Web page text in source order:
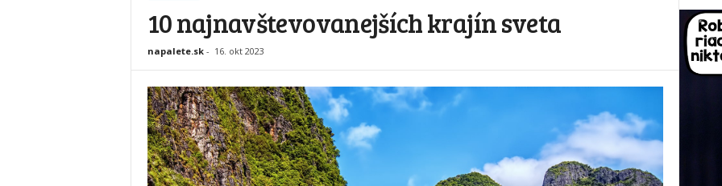
10 najnavštevovanejších krajín sveta
napalete.sk- 16. okt 2023